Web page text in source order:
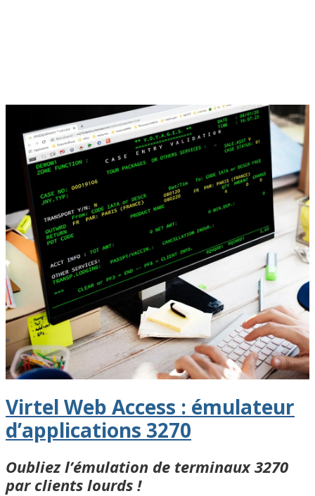
Virtel Web Access : émulateur
d’applications 3270
Oubliez l’émulation de terminaux 3270
par clients lourds !